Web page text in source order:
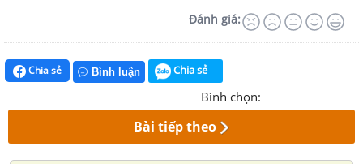
Đánh giá:
Chia sẻ Bình luận Chia sẻ
Bình chọn:
Bài tiếp theo